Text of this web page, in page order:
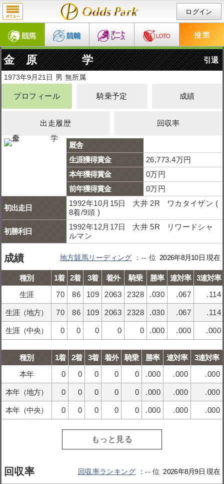
ログイン
金 原 学 引退
1973年9月21日 男 無所属
プロフィール 騎乗予定 成績
出走履歴 回収率
厩舎
生涯獲得賞金
26,773.4万円
本年獲得賞金
0万円
前年獲得賞金
0万円
初出走日
1992年10月15日 大井 2R ワカタイザン (
8着/9頭 )
初勝利日
1992年12月17日 大井 5R リワードシャ
ルマン
成績 地方競馬リーディング -- 2026年8月10日 現在
種別 1着 2着 3着 着外 騎乗 勝率 連対率
3連対率
生涯
70 86 109 2063 2328 .030 .067 .114
生涯（地方） 70 86 109 2063 2328 .030 .067 .114
生涯（中央） 0 0 0 0 0 .000 .000 .000
種別 1着 2着 3着 着外 騎乗 勝率 連対率
3連対率
本年
0 0 0 0 0 .000 .000 .000
本年（地方） 0 0 0 0 0 .000 .000 .000
本年（中央） 0 0 0 0 0 .000 .000 .000
もっと見る
回収率 回収率ランキング -- 2026年8月9日 現在